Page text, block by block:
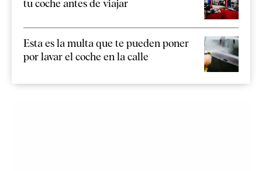
tu coche antes de viajar
Esta es la multa que te pueden poner
por lavar el coche en la calle